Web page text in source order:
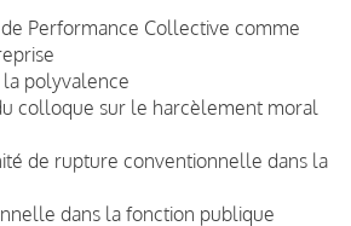
Performance Collective comme
la polyvalence
colloque sur le harcèlement moral
de rupture conventionnelle dans la
dans la fonction publique